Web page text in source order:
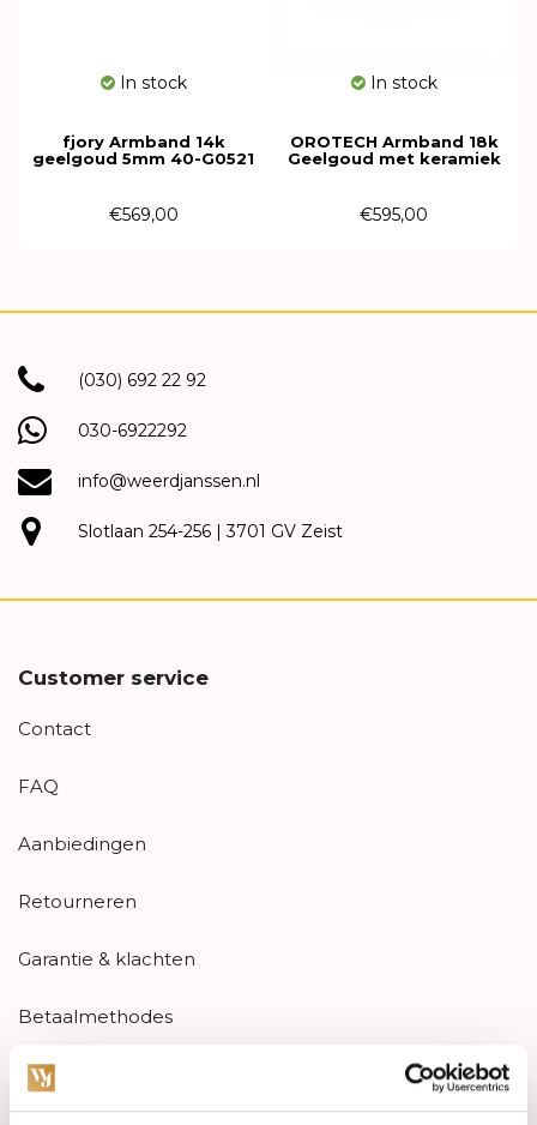
In stock
fjory Armband 14k
geelgoud 5mm 40-G0521
€569,00
In stock
OROTECH Armband 18k
Geelgoud met keramiek
€595,00
(030) 692 22 92
030-6922292
info@weerdjanssen.nl
Slotlaan 254-256 | 3701 GV Zeist
Customer service
Contact
FAQ
Aanbiedingen
Retourneren
Garantie & klachten
Betaalmethodes
Sitemap